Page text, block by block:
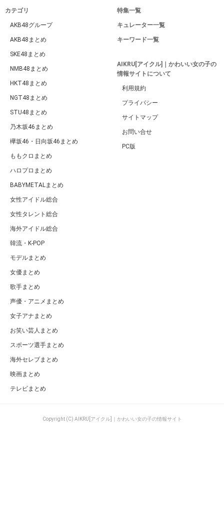
カテゴリ
AKB48グループ
AKB48まとめ
SKE48まとめ
NMB48まとめ
HKT48まとめ
NGT48まとめ
STU48まとめ
乃木坂46まとめ
欅坂46・日向坂46まとめ
ももクロまとめ
ハロプロまとめ
BABYMETALまとめ
女性アイドル総合
女性タレント総合
海外アイドル総合
韓流・K-POP
モデルまとめ
女優まとめ
歌手まとめ
声優・アニメまとめ
女子アナまとめ
お笑い芸人まとめ
スポーツ選手まとめ
海外セレブまとめ
映画まとめ
テレビまとめ
特集一覧
キュレーター一覧
キーワード一覧
AIKRU[アイクル]｜かわいい女の子の
情報サイトについて
利用規約
プライバシー
サイトマップ
お問い合せ
PC版
Copyright (C) AIKRU[アイクル]｜かわいい女の子の情報サイト